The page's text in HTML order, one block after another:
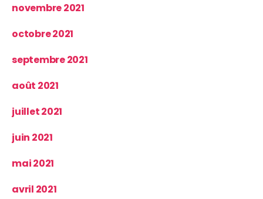
novembre 2021
octobre 2021
septembre 2021
août 2021
juillet 2021
juin 2021
mai 2021
avril 2021